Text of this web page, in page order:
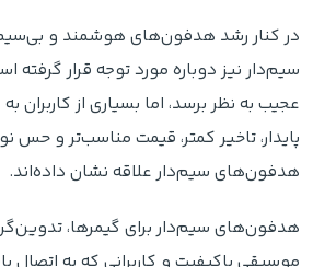
در کنار رشد هدفون‌های هوشمند و
سیم‌دار نیز دوباره مورد توجه قرار گرفته
عجیب به نظر برسد، اما بسیاری از کاربران
پایدار، تاخیر کمتر، قیمت مناسب‌تر و حس
هدفون‌های سیم‌دار علاقه نشان داده‌اند.
هدفون‌های سیم‌دار برای گیمرها،